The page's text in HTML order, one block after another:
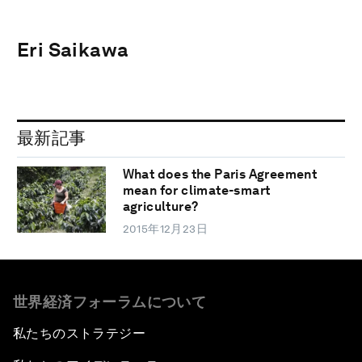
Eri Saikawa
最新記事
What does the Paris Agreement
mean for climate-smart
agriculture?
2015年12月23日
世界経済フォーラムについて
私たちのストラテジー